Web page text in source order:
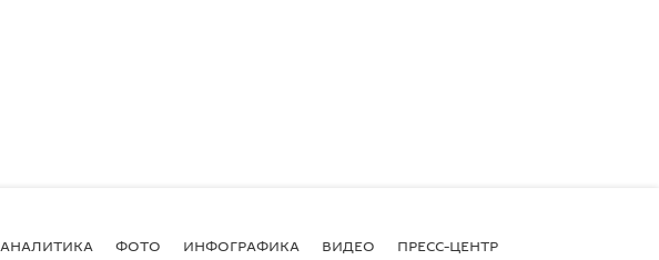
АНАЛИТИКА ФОТО ИНФОГРАФИКА ВИДЕО ПРЕСС-ЦЕНТР